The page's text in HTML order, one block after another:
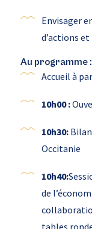
Envisager
d’actions
Au programme :
Accueil à
10h00 :
10h30:Bilan
Occitanie
10h40:
de